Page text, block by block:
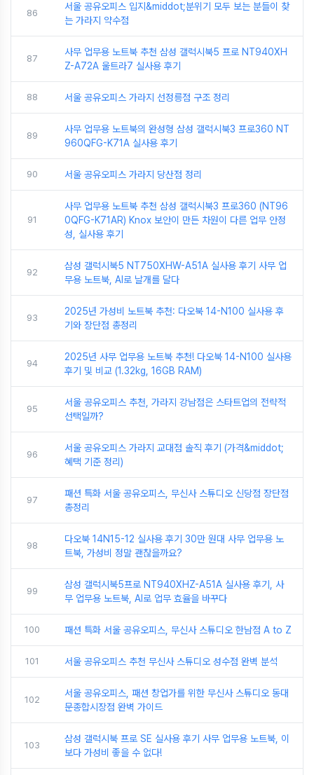
86
서울 공유오피스 입지&middot;분위기 모두 보는 분들이 찾
는 가라지 약수점
87
사무 업무용 노트북 추천 삼성 갤럭시북5 프로 NT940XH
Z-A72A 울트라7 실사용 후기
88 서울 공유오피스 가라지 선정릉점 구조 정리
89
사무 업무용 노트북의 완성형 삼성 갤럭시북3 프로360 NT
960QFG-K71A 실사용 후기
90 서울 공유오피스 가라지 당산점 정리
91
사무 업무용 노트북 추천 삼성 갤럭시북3 프로360 (NT96
0QFG-K71AR) Knox 보안이 만든 차원이 다른 업무 안정
성, 실사용 후기
92
삼성 갤럭시북5 NT750XHW-A51A 실사용 후기 사무 업
무용 노트북, AI로 날개를 달다
93
2025년 가성비 노트북 추천: 다오북 14-N100 실사용 후
기와 장단점 총정리
94
2025년 사무 업무용 노트북 추천! 다오북 14-N100 실사용
후기 및 비교 (1.32kg, 16GB RAM)
95
서울 공유오피스 추천, 가라지 강남점은 스타트업의 전략적
선택일까?
96
서울 공유오피스 가라지 교대점 솔직 후기 (가격&middot;
혜택 기준 정리)
97
패션 특화 서울 공유오피스, 무신사 스튜디오 신당점 장단점
총정리
98
다오북 14N15-12 실사용 후기 30만 원대 사무 업무용 노
트북, 가성비 정말 괜찮을까요?
99
삼성 갤럭시북5프로 NT940XHZ-A51A 실사용 후기, 사
무 업무용 노트북, AI로 업무 효율을 바꾸다
100 패션 특화 서울 공유오피스, 무신사 스튜디오 한남점 A to Z
101 서울 공유오피스 추천 무신사 스튜디오 성수점 완벽 분석
102
서울 공유오피스, 패션 창업가를 위한 무신사 스튜디오 동대
문종합시장점 완벽 가이드
103
삼성 갤럭시북 프로 SE 실사용 후기 사무 업무용 노트북, 이
보다 가성비 좋을 수 없다!